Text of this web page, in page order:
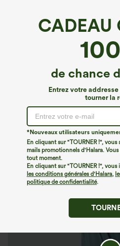
CADEAU
de chance
Entrez votre
tourner la
*Nouveaux utilisateurs
En cliquant sur "TOURNER !",
mails promotionnels d'Halara.
tout moment.
En cliquant sur "TOURNER !",
les conditions générales d'Halara,
politique de confidentialité.
Breezeful™*
Breezeful™ — robe
coupe fluide et évasée, à
€53,95 EUR